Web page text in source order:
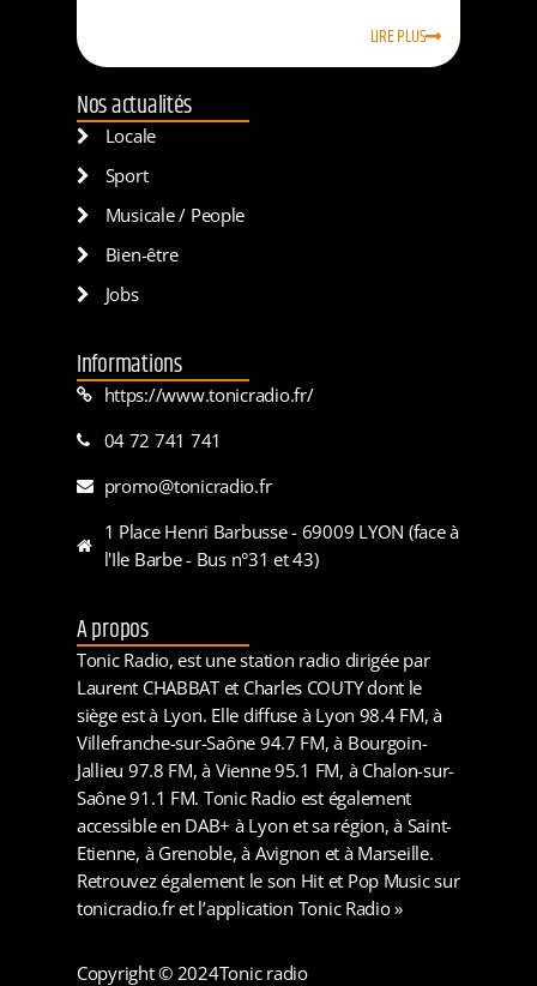
LIRE PLUS
Nos actualités
Locale
Sport
Musicale / People
Bien-être
Jobs
Informations
https://www.tonicradio.fr/
04 72 741 741
promo@tonicradio.fr
1 Place Henri Barbusse - 69009 LYON (face à
l'Ile Barbe - Bus n°31 et 43)
A propos
Tonic Radio, est une station radio dirigée par
Laurent CHABBAT et Charles COUTY dont le
siège est à Lyon. Elle diffuse à Lyon 98.4 FM, à
Villefranche-sur-Saône 94.7 FM, à Bourgoin-
Jallieu 97.8 FM, à Vienne 95.1 FM, à Chalon-sur-
Saône 91.1 FM. Tonic Radio est également
accessible en DAB+ à Lyon et sa région, à Saint-
Etienne, à Grenoble, à Avignon et à Marseille.
Retrouvez également le son Hit et Pop Music sur
tonicradio.fr et l’application Tonic Radio »
Copyright © 2024Tonic radio